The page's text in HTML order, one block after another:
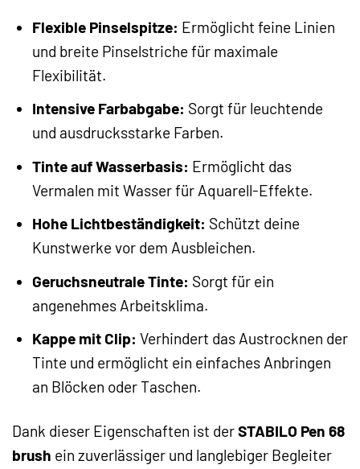
Flexible Pinselspitze: Ermöglicht feine Linien
und breite Pinselstriche für maximale
Flexibilität.
Intensive Farbabgabe: Sorgt für leuchtende
und ausdrucksstarke Farben.
Tinte auf Wasserbasis: Ermöglicht das
Vermalen mit Wasser für Aquarell-Effekte.
Hohe Lichtbeständigkeit: Schützt deine
Kunstwerke vor dem Ausbleichen.
Geruchsneutrale Tinte: Sorgt für ein
angenehmes Arbeitsklima.
Kappe mit Clip: Verhindert das Austrocknen der
Tinte und ermöglicht ein einfaches Anbringen
an Blöcken oder Taschen.
Dank dieser Eigenschaften ist derSTABILO Pen 68
brush ein zuverlässiger und langlebiger Begleiter